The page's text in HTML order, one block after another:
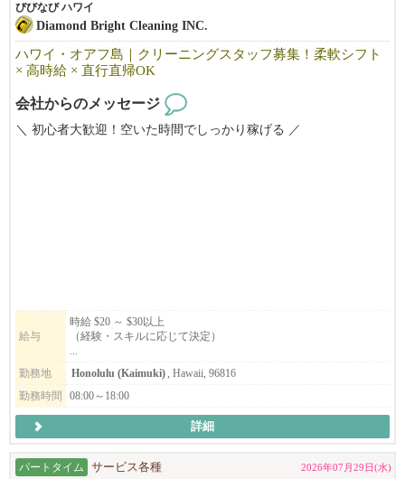
びびなび ハワイ
Diamond Bright Cleaning INC.
ハワイ・オアフ島｜クリーニングスタッフ募集！柔軟シフト
× 高時給 × 直行直帰OK
会社からのメッセージ
＼ 初心者大歓迎！空いた時間でしっかり稼げる ／
清掃・片付け・洗濯などをお任せします。
「初心者だけど大丈夫かな？」
「英語に自信がないけど働ける？」
そんな方も、まずはお気軽にお問い合わせください！
ご応募・ご質問どちらも大歓迎です。
給与
時給 $20 ～ $30以上
（経験・スキルに応じて決定）
...
勤務地
Honolulu (Kaimuki), Hawaii, 96816
勤務時間
08:00～18:00
詳細
パートタイム サービス各種 2026年07月29日(水)